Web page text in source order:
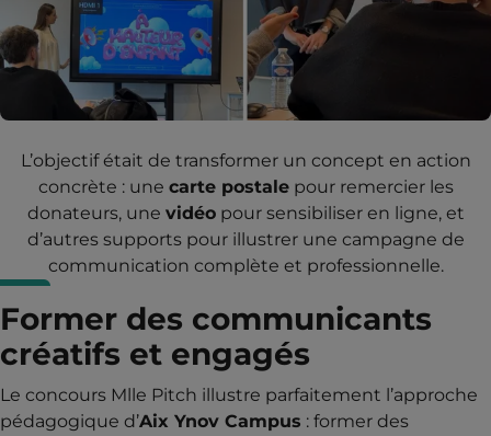
L’objectif était de transformer un concept en action
concrète : une carte postalepour remercier les
donateurs, une vidéopour sensibiliser en ligne, et
d’autres supports pour illustrer une campagne de
communication complète et professionnelle.
Former des communicants
créatifs et engagés
Le concours Mlle Pitch illustre parfaitement l’approche
pédagogique d’Aix Ynov Campus : former des